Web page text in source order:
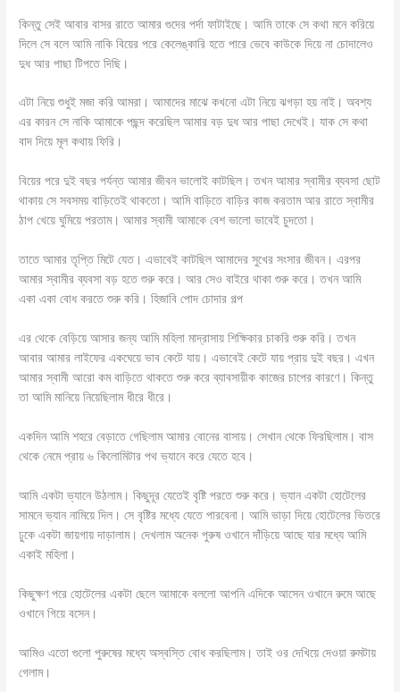
কিন্তু সেই আবার বাসর রাতে আমার গুদের পর্দা ফাটাইছে। আমি তাকে সে কথা মনে করিয়ে
দিলে সে বলে আমি নাকি বিয়ের পরে কেলেঙ্কারি হতে পারে ভেবে কাউকে দিয়ে না চোদালেও
দুধ আর পাছা টিপতে দিছি।
এটা নিয়ে শুধুই মজা করি আমরা। আমাদের মাঝে কখনো এটা নিয়ে ঝগড়া হয় নাই। অবশ্য
এর কারন সে নাকি আমাকে পছন্দ করেছিল আমার বড় দুধ আর পাছা দেখেই। যাক সে কথা
বাদ দিয়ে মূল কথায় ফিরি।
বিয়ের পরে দুই বছর পর্যন্ত আমার জীবন ভালোই কাটছিল। তখন আমার স্বামীর ব্যবসা ছোট
থাকায় সে সবসময় বাড়িতেই থাকতো। আমি বাড়িতে বাড়ির কাজ করতাম আর রাতে স্বামীর
ঠাপ খেয়ে ঘুমিয়ে পরতাম। আমার স্বামী আমাকে বেশ ভালো ভাবেই চুদতো।
তাতে আমার তৃপ্তি মিটে যেত। এভাবেই কাটছিল আমাদের সুখের সংসার জীবন। এরপর
আমার স্বামীর ব্যবসা বড় হতে শুরু করে। আর সেও বাইরে থাকা শুরু করে। তখন আমি
একা একা বোধ করতে শুরু করি। হিজাবি পোদ চোদার গল্প
এর থেকে বেড়িয়ে আসার জন্য আমি মহিলা মাদ্রাসায় শিক্ষিকার চাকরি শুরু করি। তখন
আবার আমার লাইফের একঘেয়ে ভাব কেটে যায়। এভাবেই কেটে যায় প্রায় দুই বছর। এখন
আমার স্বামী আরো কম বাড়িতে থাকতে শুরু করে ব্যাবসায়ীক কাজের চাপের কারণে। কিন্তু
তা আমি মানিয়ে নিয়েছিলাম ধীরে ধীরে।
একদিন আমি শহরে বেড়াতে গেছিলাম আমার বোনের বাসায়। সেখান থেকে ফিরছিলাম। বাস
থেকে নেমে প্রায় ৬ কিলোমিটার পথ ভ্যানে করে যেতে হবে।
আমি একটা ভ্যানে উঠলাম। কিছুদূর যেতেই বৃষ্টি পরতে শুরু করে। ভ্যান একটা হোটেলের
সামনে ভ্যান নামিয়ে দিল। সে বৃষ্টির মধ্যে যেতে পারবেনা। আমি ভাড়া দিয়ে হোটেলের ভিতরে
ঢুকে একটা জায়গায় দাড়ালাম। দেখলাম অনেক পুরুষ ওখানে দাঁড়িয়ে আছে যার মধ্যে আমি
একাই মহিলা।
কিছুক্ষণ পরে হোটেলের একটা ছেলে আমাকে বললো আপনি এদিকে আসেন ওখানে রুমে আছে
ওখানে গিয়ে বসেন।
আমিও এতো গুলো পুরুষের মধ্যে অস্বস্তি বোধ করছিলাম। তাই ওর দেখিয়ে দেওয়া রুমটায়
গেলাম।